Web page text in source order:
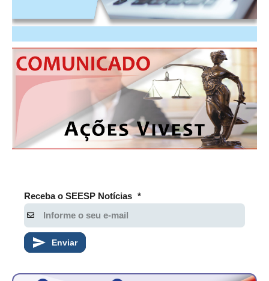
CONTEÚDO ESPECIAL
AGENDA
SEESP NOTÍCIAS
NOTÍCIAS NO WHATSAPP
FOTOS
MANUAL DE REDAÇÃO
RELEASES
CONTATO
CADASTRO
Receba o SEESP Notícias *
Enviar